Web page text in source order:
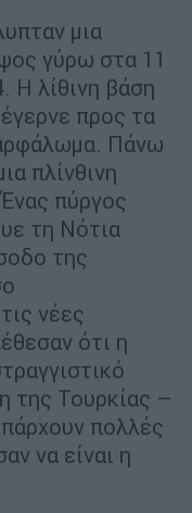
μια
γύρω στα 11
Η λίθινη βάση
προς τα
Πάνω
πλίνθινη
πύργος
τη Νότια
της
νέες
ότι η
της Τουρκίας –
πολλές
να είναι η